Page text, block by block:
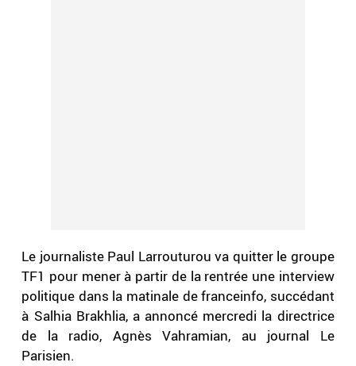
Le journaliste Paul Larrouturou va quitter le groupe
TF1 pour mener à partir de la rentrée une interview
politique dans la matinale de franceinfo, succédant
à Salhia Brakhlia, a annoncé mercredi la directrice
de la radio, Agnès Vahramian, au journal Le
Parisien.